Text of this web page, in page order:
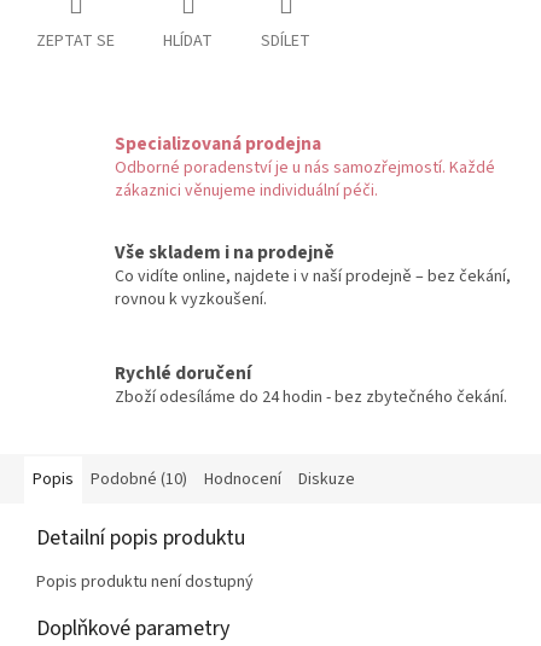
ZEPTAT SE HLÍDAT SDÍLET
Specializovaná prodejna
Odborné poradenství je u nás samozřejmostí. Každé
zákaznici věnujeme individuální péči.
Vše skladem i na prodejně
Co vidíte online, najdete i v naší prodejně – bez čekání,
rovnou k vyzkoušení.
Rychlé doručení
Zboží odesíláme do 24 hodin - bez zbytečného čekání.
Popis Podobné (10) Hodnocení Diskuze
Detailní popis produktu
Popis produktu není dostupný
Doplňkové parametry